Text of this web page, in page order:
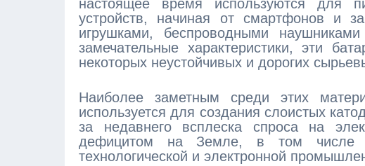
настоящее время используются для
устройств, начиная от смартфонов и
игрушками, беспроводными
замечательные характеристики, эти
некоторых неустойчивых и дорогих
Наиболее заметным среди этих
используется для создания слоистых
за недавнего всплеска спроса на
дефицитом на Земле, в том числе
технологической и электронной